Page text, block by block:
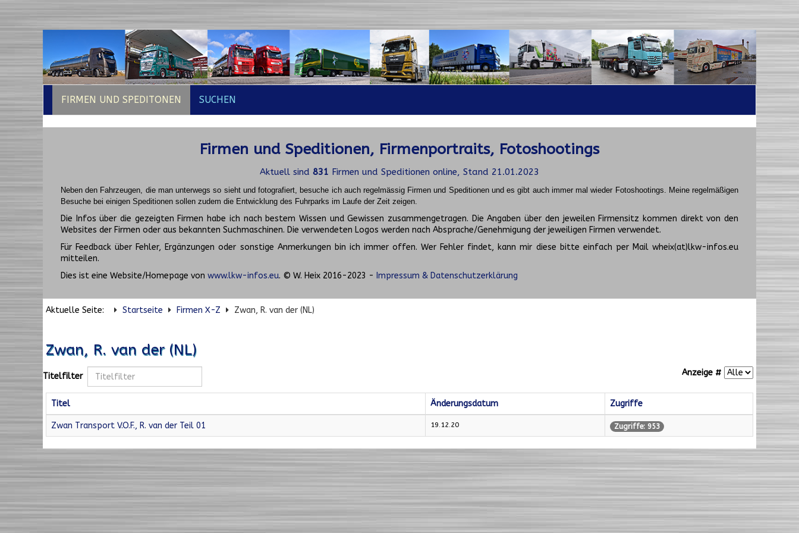
FIRMEN UND SPEDITONEN SUCHEN
Firmen und Speditionen, Firmenportraits, Fotoshootings
Aktuell sind 831 Firmen und Speditionen online, Stand 21.01.2023
Neben den Fahrzeugen, die man unterwegs so sieht und fotografiert, besuche ich auch regelmässig Firmen und Speditionen und es gibt auch immer mal wieder Fotoshootings. Meine regelmäßigen
Besuche bei einigen Speditionen sollen zudem die Entwicklung des Fuhrparks im Laufe der Zeit zeigen.
Die Infos über die gezeigten Firmen habe ich nach bestem Wissen und Gewissen zusammengetragen. Die Angaben über den jeweilen Firmensitz kommen direkt von den
Websites der Firmen oder aus bekannten Suchmaschinen. Die verwendeten Logos werden nach Absprache/Genehmigung der jeweiligen Firmen verwendet.
Für Feedback über Fehler, Ergänzungen oder sonstige Anmerkungen bin ich immer offen. Wer Fehler findet, kann mir diese bitte einfach per Mail wheix(at)lkw-infos.eu
mitteilen.
Dies ist eine Website/Homepage von www.lkw-infos.eu. © W. Heix 2016-2023 - Impressum & Datenschutzerklärung
Aktuelle Seite: Startseite Firmen X-Z Zwan, R. van der (NL)
Zwan, R. van der (NL)
Titelfilter Anzeige #
Titel Änderungsdatum Zugriffe
Zwan Transport V.O.F., R. van der Teil 01 19.12.20 Zugriffe: 953